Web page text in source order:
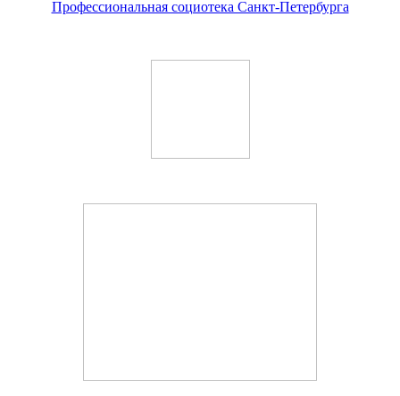
Профессиональная социотека Санкт-Петербурга